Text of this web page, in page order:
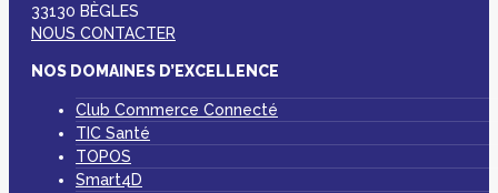
33130 BÈGLES
NOUS CONTACTER
NOS DOMAINES D’EXCELLENCE
Club Commerce Connecté
TIC Santé
TOPOS
Smart4D